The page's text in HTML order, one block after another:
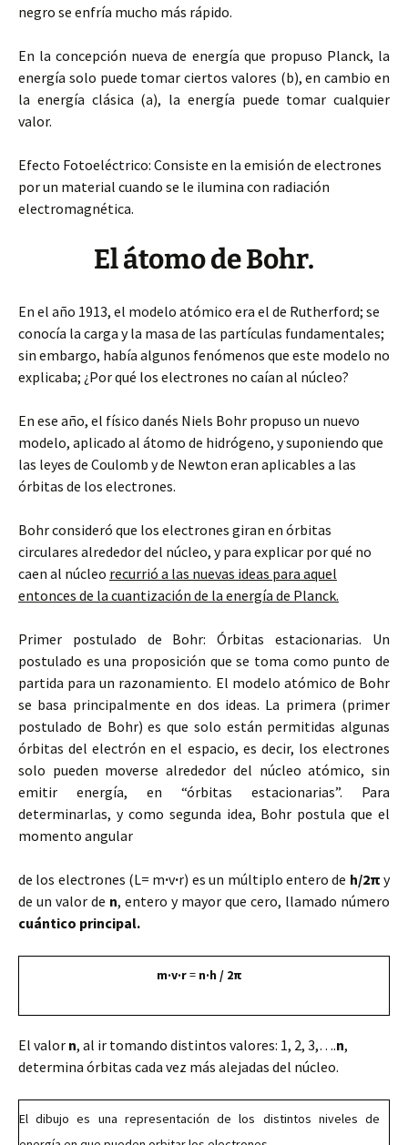
negro se enfría mucho más rápido.
En la concepción nueva de energía que propuso Planck, la
energía solo puede tomar ciertos valores (b), en cambio en
la energía clásica (a), la energía puede tomar cualquier
valor.
Efecto Fotoeléctrico: Consiste en la emisión de electrones
por un material cuando se le ilumina con radiación
electromagnética.
El átomo de Bohr.
En el año 1913, el modelo atómico era el de Rutherford; se
conocía la carga y la masa de las partículas fundamentales;
sin embargo, había algunos fenómenos que este modelo no
explicaba; ¿Por qué los electrones no caían al núcleo?
En ese año, el físico danés Niels Bohr propuso un nuevo
modelo, aplicado al átomo de hidrógeno, y suponiendo que
las leyes de Coulomb y de Newton eran aplicables a las
órbitas de los electrones.
Bohr consideró que los electrones giran en órbitas
circulares alrededor del núcleo, y para explicar por qué no
caen al núcleo recurrió a las nuevas ideas para aquel
entonces de la cuantización de la energía de Planck.
Primer postulado de Bohr: Órbitas estacionarias. Un
postulado es una proposición que se toma como punto de
partida para un razonamiento. El modelo atómico de Bohr
se basa principalmente en dos ideas. La primera (primer
postulado de Bohr) es que solo están permitidas algunas
órbitas del electrón en el espacio, es decir, los electrones
solo pueden moverse alrededor del núcleo atómico, sin
emitir energía, en “órbitas estacionarias”. Para
determinarlas, y como segunda idea, Bohr postula que el
momento angular
de los electrones (L= m·v·r) es un múltiplo entero de h/2π y
de un valor de n, entero y mayor que cero, llamado número
cuántico principal.
m·v·r= n·h / 2π
El valor n, al ir tomando distintos valores: 1, 2, 3,….n,
determina órbitas cada vez más alejadas del núcleo.
El dibujo es una representación de los distintos niveles de